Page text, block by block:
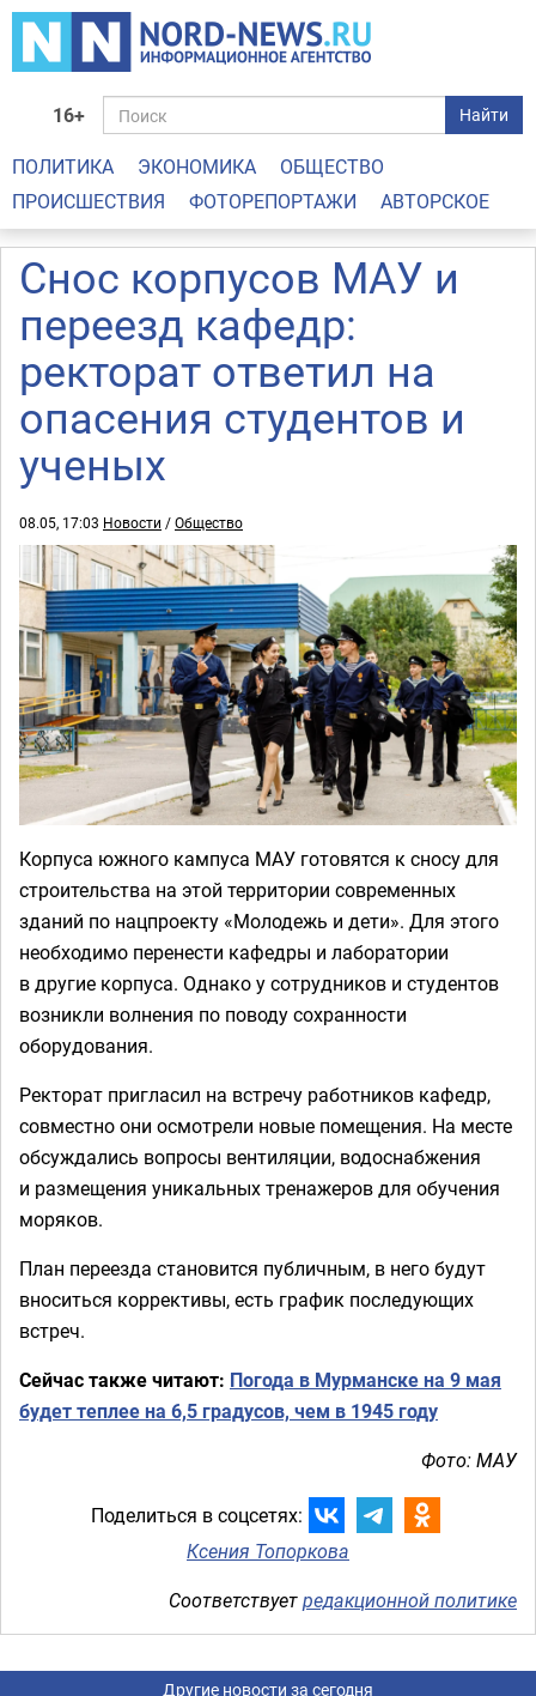
16+ Найти
ПОЛИТИКА ЭКОНОМИКА
ОБЩЕСТВО
ПРОИСШЕСТВИЯ
ФОТОРЕПОРТАЖИ АВТОРСКОЕ
Снос корпусов МАУ и
переезд кафедр:
ректорат ответил на
опасения студентов и
ученых
08.05, 17:03 Новости /Общество
Корпуса южного кампуса МАУ готовятся к сносу для
строительства на этой территории современных
зданий по нацпроекту «Молодежь и дети». Для этого
необходимо перенести кафедры и лаборатории
в другие корпуса. Однако у сотрудников и студентов
возникли волнения по поводу сохранности
оборудования.
Ректорат пригласил на встречу работников кафедр,
совместно они осмотрели новые помещения. На месте
обсуждались вопросы вентиляции, водоснабжения
и размещения уникальных тренажеров для обучения
моряков.
План переезда становится публичным, в него будут
вноситься коррективы, есть график последующих
встреч.
Сейчас также читают: Погода в Мурманске на 9 мая
будет теплее на 6,5 градусов, чем в 1945 году
Фото: МАУ
Поделиться в соцсетях:
Ксения Топоркова
Соответствуетредакционной политике
Другие новости за сегодня